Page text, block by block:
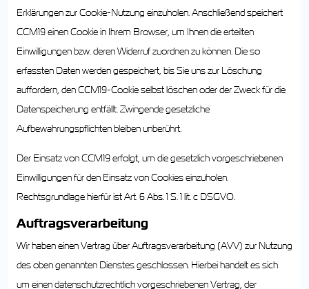
Erklärungen zur Cookie-Nutzung einzuholen. Anschließend speichert
CCM19 einen Cookie in Ihrem Browser, um Ihnen die erteilten
Einwilligungen bzw. deren Widerruf zuordnen zu können. Die so
erfassten Daten werden gespeichert, bis Sie uns zur Löschung
auffordern, den CCM19-Cookie selbst löschen oder der Zweck für die
Datenspeicherung entfällt. Zwingende gesetzliche
Aufbewahrungspflichten bleiben unberührt.
Der Einsatz von CCM19 erfolgt, um die gesetzlich vorgeschriebenen
Einwilligungen für den Einsatz von Cookies einzuholen.
Rechtsgrundlage hierfür ist Art. 6 Abs. 1 S. 1 lit. c DSGVO.
Auftragsverarbeitung
Wir haben einen Vertrag über Auftragsverarbeitung (AVV) zur Nutzung
des oben genannten Dienstes geschlossen. Hierbei handelt es sich
um einen datenschutzrechtlich vorgeschriebenen Vertrag, der